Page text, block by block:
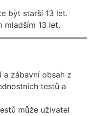
být starší 13 let.
mladším 13 let.
a zábavní obsah z
testů a
může uživatel